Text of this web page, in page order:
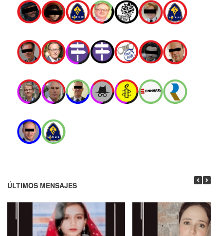
ÚLTIMOS MENSAJES